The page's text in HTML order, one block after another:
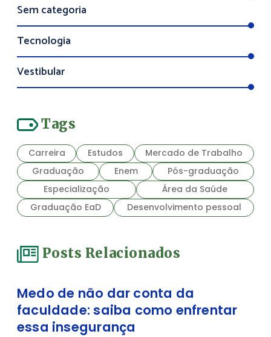
Sem categoria
Tecnologia
Vestibular
Tags
Carreira Estudos
Mercado de Trabalho
Graduação
Enem
Pós-graduação
Especialização
Área da Saúde
Graduação EaD
Desenvolvimento pessoal
Posts Relacionados
Medo de não dar conta da
faculdade: saiba como enfrentar
essa insegurança